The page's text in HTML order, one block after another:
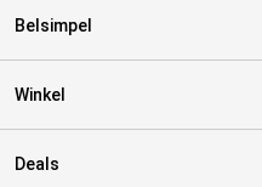
Belsimpel
Winkel
Deals